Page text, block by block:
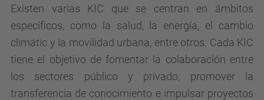
Existen varias KIC que se centran en ámbitos
específicos, como la salud, la energía, el cambio
climátic y la movilidad urbana, entre otros. Cada KIC
tiene el objetivo de fomentar la colaboración entre
los sectores público y privado, promover la
transferencia de conocimiento e impulsar proyectos